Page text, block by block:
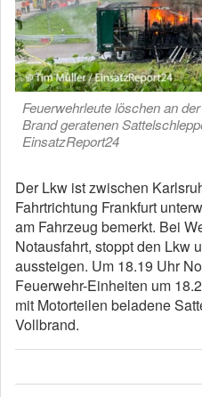
Feuerwehrleute löschen an
Brand geratenen
EinsatzReport24
Der Lkw ist zwischen
Fahrtrichtung Frankfurt
am Fahrzeug bemerkt. Bei
Notausfahrt, stoppt den Lkw
aussteigen. Um 18.19 Uhr
Feuerwehr-Einheiten um
mit Motorteilen beladene
Vollbrand.